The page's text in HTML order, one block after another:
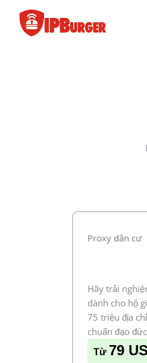
Proxy dân cư
Hãy trải
dành cho hộ
75 triệu địa
chuẩn đạo đức
Từ 79